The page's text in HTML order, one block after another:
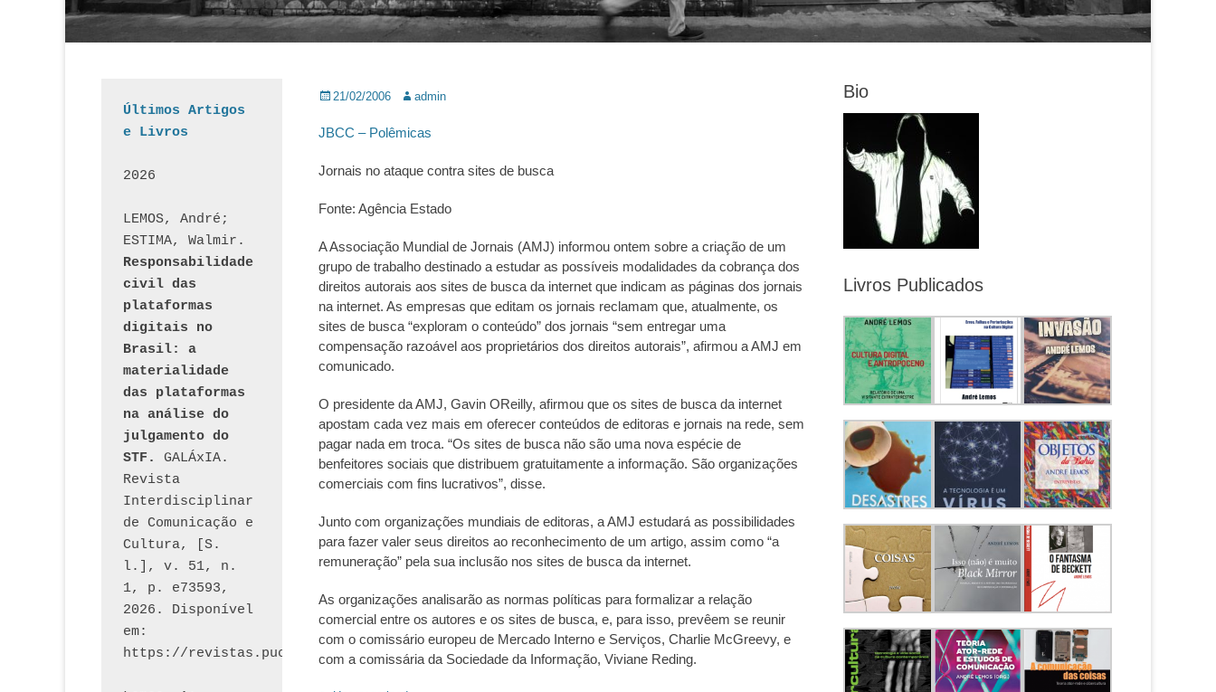
Posted
21/02/2006 Autor:
admin
JBCC – Polêmicas
Jornais no ataque contra sites de busca
Fonte: Agência Estado
A Associação Mundial de Jornais (AMJ) informou ontem sobre a criação de um
grupo de trabalho destinado a estudar as possíveis modalidades da cobrança dos
direitos autorais aos sites de busca da internet que indicam as páginas dos jornais
na internet. As empresas que editam os jornais reclamam que, atualmente, os
sites de busca “exploram o conteúdo” dos jornais “sem entregar uma
compensação razoável aos proprietários dos direitos autorais”, afirmou a AMJ em
comunicado.
O presidente da AMJ, Gavin OReilly, afirmou que os sites de busca da internet
apostam cada vez mais em oferecer conteúdos de editoras e jornais na rede, sem
pagar nada em troca. “Os sites de busca não são uma nova espécie de
benfeitores sociais que distribuem gratuitamente a informação. São organizações
comerciais com fins lucrativos”, disse.
Junto com organizações mundiais de editoras, a AMJ estudará as possibilidades
para fazer valer seus direitos ao reconhecimento de um artigo, assim como “a
remuneração” pela sua inclusão nos sites de busca da internet.
As organizações analisarão as normas políticas para formalizar a relação
comercial entre os autores e os sites de busca, e, para isso, prevêem se reunir
com o comissário europeu de Mercado Interno e Serviços, Charlie McGreevy, e
com a comissária da Sociedade da Informação, Viviane Reding.
Bio
Livros Publicados
Últimos Artigos
e Livros
2026
LEMOS, André;
Responsabilidade
civil das
plataformas
digitais no
Brasil: a
materialidade
das plataformas
na análise do
julgamento do
STF.
GALÁxIA.
Revista
Interdisciplinar
de Comunicação e
Cultura, [S.
l.], v. 51, n.
1, p. e73593,
2026. Disponível
em:
https://revistas.pucsp.br/index.php/galaxia/article/view/73593.